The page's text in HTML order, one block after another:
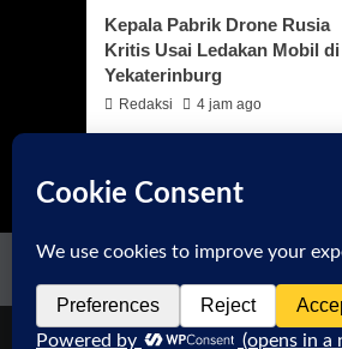
Kepala Pabrik Drone Rusia
Kritis Usai Ledakan Mobil di
Yekaterinburg
Redaksi 4 jam ago